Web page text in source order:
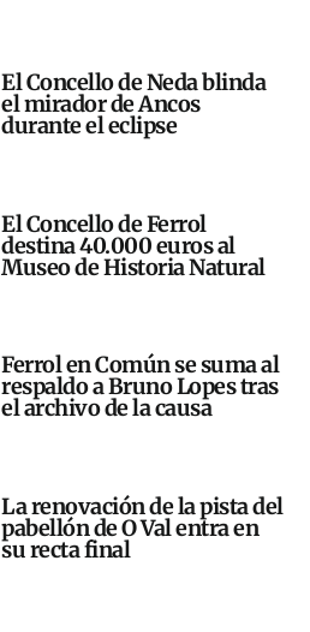
El Concello de Neda blinda
el mirador de Ancos
durante el eclipse
El Concello de Ferrol
destina 40.000 euros al
Museo de Historia Natural
Ferrol en Común se suma al
respaldo a Bruno Lopes tras
el archivo de la causa
La renovación de la pista del
pabellón de O Val entra en
su recta final